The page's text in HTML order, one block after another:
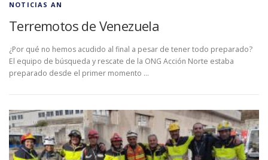
NOTICIAS AN
Terremotos de Venezuela
¿Por qué no hemos acudido al final a pesar de tener todo preparado?
El equipo de búsqueda y rescate de la ONG Acción Norte estaba
preparado desde el primer momento …